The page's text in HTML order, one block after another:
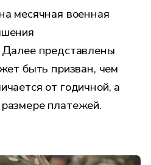
месячная военная
Далее представлены
быть призван, чем
от годичной, а
платежей.